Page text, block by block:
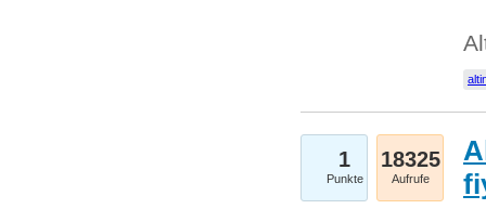
1
Punkte
18325
Aufrufe